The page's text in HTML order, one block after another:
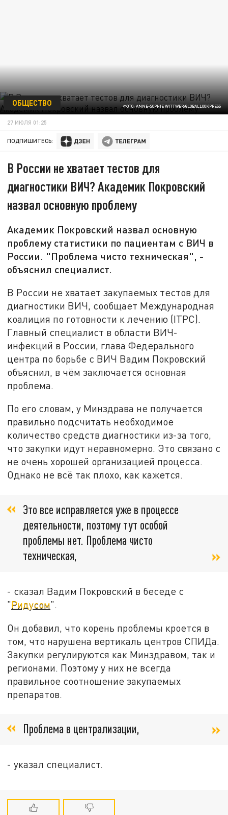
ФОТО: ANNE-SOPHIE WITTWER/GLOBALLOOKPRESS
ОБЩЕСТВО
27 ИЮЛЯ 01:25
ПОДПИШИТЕСЬ:
В России не хватает тестов для
диагностики ВИЧ? Академик Покровский
назвал основную проблему
Академик Покровский назвал основную
проблему статистики по пациентам с ВИЧ в
России. "Проблема чисто техническая", -
объяснил специалист.
В России не хватает закупаемых тестов для
диагностики ВИЧ, сообщает Международная
коалиция по готовности к лечению (ITPC).
Главный специалист в области ВИЧ-
инфекций в России, глава Федерального
центра по борьбе с ВИЧ Вадим Покровский
объяснил, в чём заключается основная
проблема.
По его словам, у Минздрава не получается
правильно подсчитать необходимое
количество средств диагностики из-за того,
что закупки идут неравномерно. Это связано с
не очень хорошей организацией процесса.
Однако не всё так плохо, как кажется.
Это все исправляется уже в процессе
деятельности, поэтому тут особой
проблемы нет. Проблема чисто
техническая,
- сказал Вадим Покровский в беседе с
"Ридусом".
Он добавил, что корень проблемы кроется в
том, что нарушена вертикаль центров СПИДа.
Закупки регулируются как Минздравом, так и
регионами. Поэтому у них не всегда
правильное соотношение закупаемых
препаратов.
Проблема в централизации,
- указал специалист.